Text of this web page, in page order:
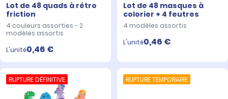
Lot de 48 quads à rétro
friction
4 couleurs assorties - 2
modèles assortis
L'unité0,46 €
Lot de 48 masques à
colorier + 4 feutres
4 modèles assortis
L'unité0,46 €
RUPTURE DÉFINITIVE RUPTURE TEMPORAIRE